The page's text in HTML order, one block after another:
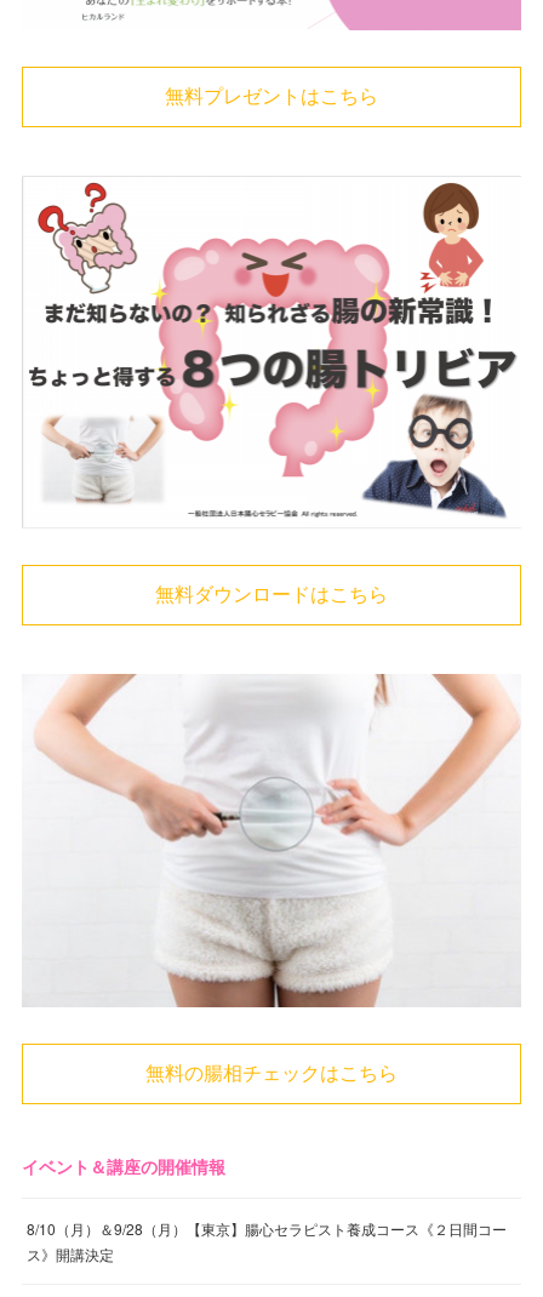
無料プレゼントはこちら
無料ダウンロードはこちら
無料の腸相チェックはこちら
イベント＆講座の開催情報
8/10（月）＆9/28（月）【東京】腸心セラピスト養成コース《２日間コー
ス》開講決定